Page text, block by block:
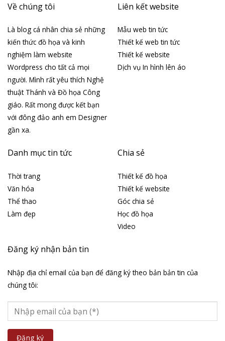
Về chúng tôi
Là blog cá nhân chia sẻ những
kiến thức đồ họa và kinh
nghiệm làm website
Wordpress cho tất cả mọi
người. Mình rất yêu thích Nghệ
thuật Thánh và Đồ họa Công
giáo. Rất mong được kết bạn
với đông đảo anh em Designer
gần xa.
Liên kết website
Mẫu web tin tức
Thiết kế web tin tức
Thiết kế website
Dịch vụ In hình lên áo
Danh mục tin tức
Thời trang
Văn hóa
Thể thao
Làm đẹp
Chia sẻ
Thiết kế đồ họa
Thiết kế website
Góc chia sẻ
Học đồ họa
Video
Đăng ký nhận bản tin
Nhập địa chỉ email của bạn để đăng ký theo bản bản tin của
chúng tôi: